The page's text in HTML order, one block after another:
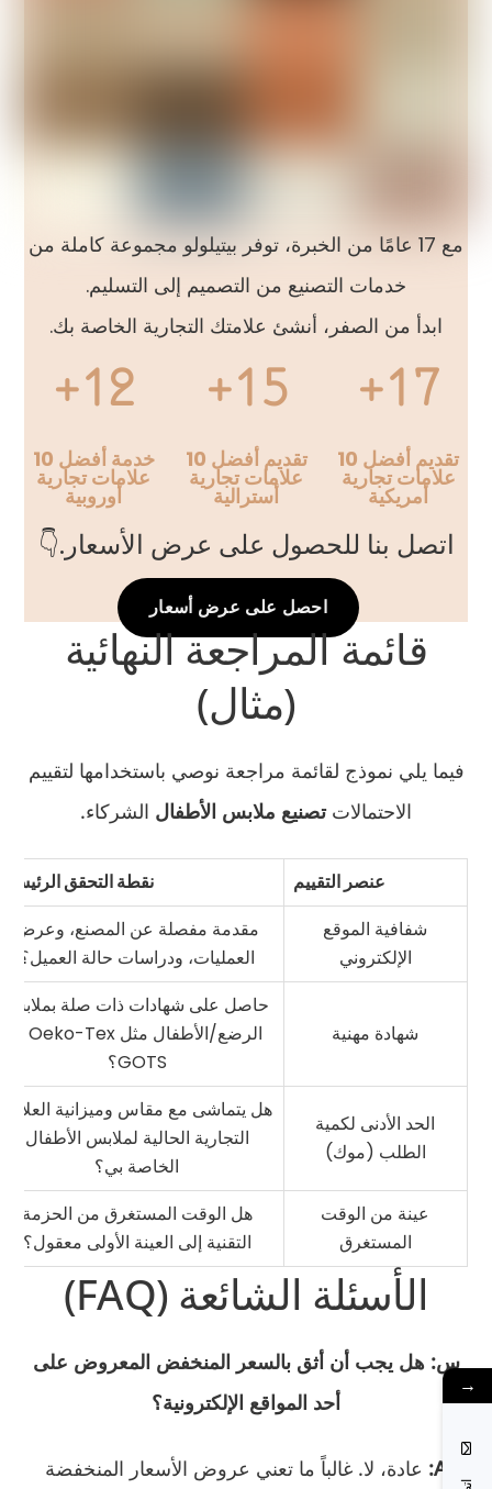
مع 17 عامًا من الخبرة، توفر بيتيلولو مجموعة كاملة من
خدمات التصنيع من التصميم إلى التسليم.
ابدأ من الصفر، أنشئ علامتك التجارية الخاصة بك.
17+
تقديم أفضل 10
علامات تجارية
أمريكية
15+
تقديم أفضل 10
علامات تجارية
أسترالية
12+
خدمة أفضل 10
علامات تجارية
أوروبية
اتصل بنا للحصول على عرض الأسعار.👇
احصل على عرض أسعار
قائمة المراجعة النهائية
(مثال)
فيما يلي نموذج لقائمة مراجعة نوصي باستخدامها لتقييم
الاحتمالاتتصنيع ملابس الأطفال الشركاء.
عنصر التقييم
نقطة التحقق الرئيسية
شفافية الموقع
الإلكتروني
مقدمة مفصلة عن المصنع، وعرض
العمليات، ودراسات حالة العميل؟
شهادة مهنية
حاصل على شهادات ذات صلة بملابس
الرضع/الأطفال مثل Oeko-Tex أو
GOTS؟
الحد الأدنى لكمية
الطلب (موك)
هل يتماشى مع مقاس وميزانية العلامة
التجارية الحالية لملابس الأطفال
الخاصة بي؟
عينة من الوقت
المستغرق
هل الوقت المستغرق من الحزمة
التقنية إلى العينة الأولى معقول؟
الأسئلة الشائعة (FAQ)
س: هل يجب أن أثق بالسعر المنخفض المعروض على
أحد المواقع الإلكترونية؟
A: عادة، لا. غالباً ما تعني عروض الأسعار المنخفضة
→